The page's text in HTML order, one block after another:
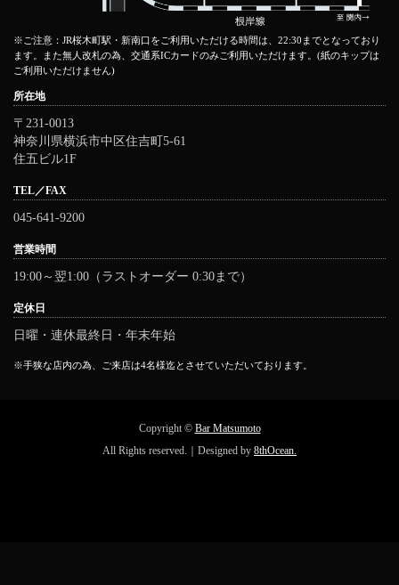
※ご注意：JR桜木町駅・新南口をご利用いただける時間は、22:30までとなっており
ます。また無人改札の為、交通系ICカードのみご利用いただけます。(紙のキップは
ご利用いただけません)
所在地
〒231-0013
神奈川県横浜市中区住吉町5-61
住五ビル1F
TEL／FAX
045-641-9200
営業時間
19:00～翌1:00（ラストオーダー 0:30まで）
定休日
日曜・連休最終日・年末年始
※手狭な店内の為、ご来店は4名様迄とさせていただいております。
Copyright © Bar Matsumoto
All Rights reserved.｜Designed by 8thOcean.